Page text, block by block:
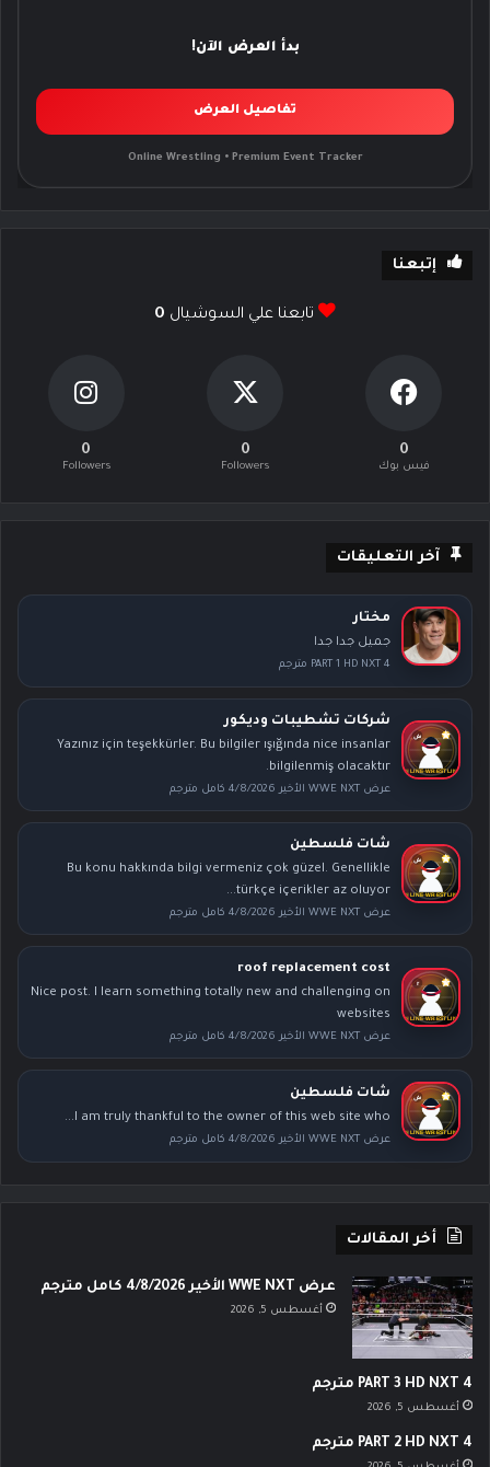
بدأ العرض الآن!
تفاصيل العرض
Online Wrestling • Premium Event Tracker
إتبعنا
تابعنا علي السوشيال 0
0
فيس بوك
0
Followers
0
Followers
آخر التعليقات
مختار
جميل جدا جدا
PART 1 HD NXT 4 مترجم
شركات تشطيبات وديكور
Yazınız için teşekkürler. Bu bilgiler ışığında nice insanlar
bilgilenmiş olacaktır.
عرض WWE NXT الأخير 4/8/2026 كامل مترجم
شات فلسطين
Bu konu hakkında bilgi vermeniz çok güzel. Genellikle
türkçe içerikler az oluyor...
عرض WWE NXT الأخير 4/8/2026 كامل مترجم
roof replacement cost
Nice post. I learn something totally new and challenging on
websites
عرض WWE NXT الأخير 4/8/2026 كامل مترجم
شات فلسطين
I am truly thankful to the owner of this web site who...
عرض WWE NXT الأخير 4/8/2026 كامل مترجم
أخر المقالات
عرض WWE NXT الأخير 4/8/2026 كامل مترجم
أغسطس 5, 2026
PART 3 HD NXT 4 مترجم
أغسطس 5, 2026
PART 2 HD NXT 4 مترجم